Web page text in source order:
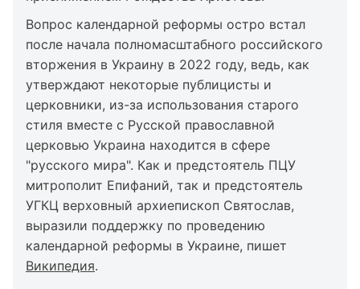
Вопрос календарной реформы остро встал
после начала полномасштабного российского
вторжения в Украину в 2022 году, ведь, как
утверждают некоторые публицисты и
церковники, из-за использования старого
стиля вместе с Русской православной
церковью Украина находится в сфере
"русского мира". Как и предстоятель ПЦУ
митрополит Епифаний, так и предстоятель
УГКЦ верховный архиепископ Святослав,
выразили поддержку по проведению
календарной реформы в Украине, пишет
Википедия.